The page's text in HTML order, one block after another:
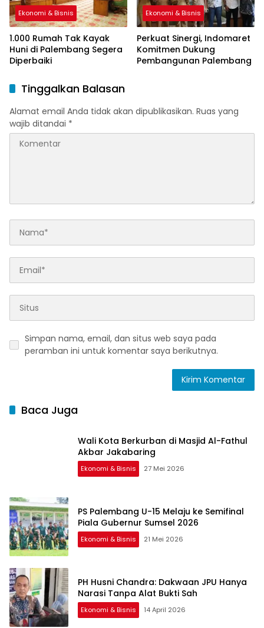
Ekonomi & Bisnis
1.000 Rumah Tak Kayak
Huni di Palembang Segera
Diperbaiki
Ekonomi & Bisnis
Perkuat Sinergi, Indomaret
Komitmen Dukung
Pembangunan Palembang
Tinggalkan Balasan
Alamat email Anda tidak akan dipublikasikan. Ruas yang
wajib ditandai *
Simpan nama, email, dan situs web saya pada
peramban ini untuk komentar saya berikutnya.
Baca Juga
Wali Kota Berkurban di Masjid Al-Fathul
Akbar Jakabaring
Ekonomi & Bisnis 27 Mei 2026
PS Palembang U-15 Melaju ke Semifinal
Piala Gubernur Sumsel 2026
Ekonomi & Bisnis 21 Mei 2026
PH Husni Chandra: Dakwaan JPU Hanya
Narasi Tanpa Alat Bukti Sah
Ekonomi & Bisnis 14 April 2026